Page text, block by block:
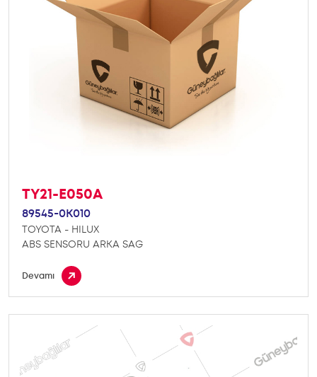
TY21-E050A
89545-0K010
TOYOTA - HILUX
ABS SENSORU ARKA SAG
Devamı